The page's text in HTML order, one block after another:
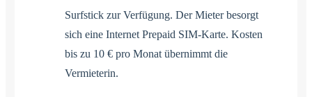
Surfstick zur Verfügung. Der Mieter besorgt
sich eine Internet Prepaid SIM-Karte. Kosten
bis zu 10 € pro Monat übernimmt die
Vermieterin.